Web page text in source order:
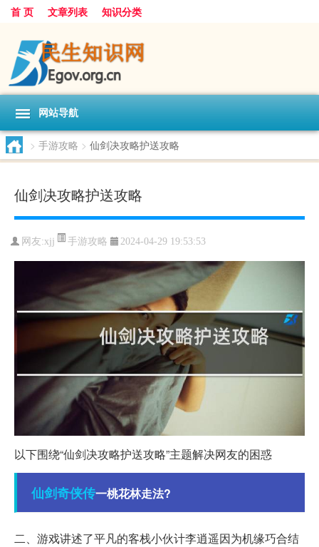
首 页 文章列表 知识分类
网站导航
> 手游攻略 > 仙剑决攻略护送攻略
仙剑决攻略护送攻略
网友:xjj 手游攻略 2024-04-29 19:53:53
以下围绕“仙剑决攻略护送攻略”主题解决网友的困惑
仙剑奇侠传一桃花林走法?
二、游戏讲述了平凡的客栈小伙计李逍遥因为机缘巧合结